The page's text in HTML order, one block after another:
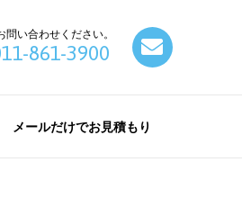
問い合わせください。
861-3900
メールだけでお見積もり